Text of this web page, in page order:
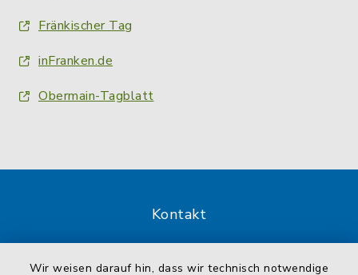
Wir weisen darauf hin, dass wir technisch notwendige
Fränkischer Tag
inFranken.de
Obermain-Tagblatt
Kontakt